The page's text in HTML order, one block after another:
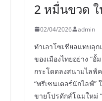
2 หมื่นขวด
02/04/2026 admin
ทำเอาโซเชียลแทบลุ
ของเมืองไทยอย่าง “อั้
กระโดดลงสนามไลฟ์
“พรีเซนเตอร์นักไลฟ์”
ขายโปรดักส์โฉมใหม่